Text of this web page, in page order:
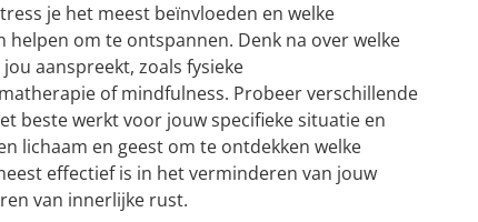
je het meest beïnvloeden en welke
om te ontspannen. Denk na over welke
aanspreekt, zoals fysieke
of mindfulness. Probeer verschillende
beste werkt voor jouw specifieke situatie en
lichaam en geest om te ontdekken welke
effectief is in het verminderen van jouw
van innerlijke rust.